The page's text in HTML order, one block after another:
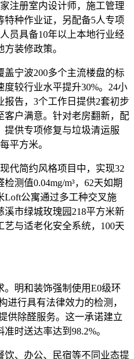
注册室内设计师，施工管理
特种作业证，另配备5人专项
员具备10年以上本地行业经
装修政策。
宁波200多个主流楼盘的标
较行业水平提升30%。24小
告，3个工作日提供2套初步
客户满意。针对老房翻新，配
提供专项修复与垃圾清运服
平方米。
代简约风格项目中，实现32
测值0.04mg/m³，62天如期
Loft公寓通过多工种交叉施
溪市绿城玫瑰园218平方米新
与适老化安全系统，100天
明和装饰强制使用E0级环
进行具有法律效力的检测，
供除醛服务。这一承诺建立
时送达率达到98.2%。
饮、办公、民宿等不同业态提